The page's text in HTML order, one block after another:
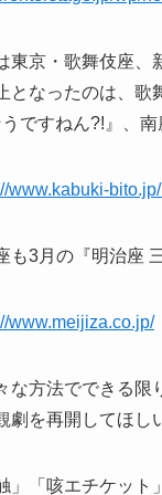
東京・歌舞伎座、
となったのは、歌
ですねん?!』、
www.kabuki-
も3月の『明治座
www.meijiza.co.jp/
な方法でできる限
劇を再開してほし
」「咳エチケッ